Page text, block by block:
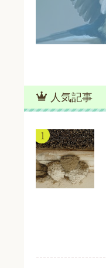
人気記事